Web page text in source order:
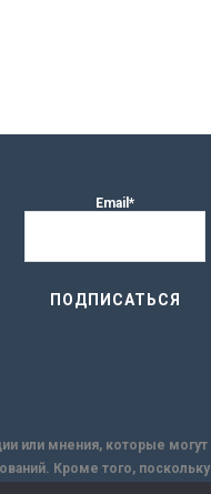
Email*
или мнения, которые могут
Кроме того, поскольку